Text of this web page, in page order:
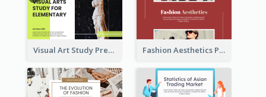
Visual Art Study Presentation Fashion Aesthetics Presentation